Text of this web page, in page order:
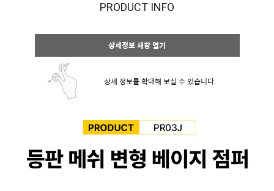
PRODUCT INFO
상세정보 새창 열기
상세 정보를 확대해 보실 수 있습니다.